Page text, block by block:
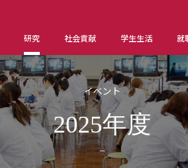
研究 社会貢献 学生生活 就
イベント
2025年度